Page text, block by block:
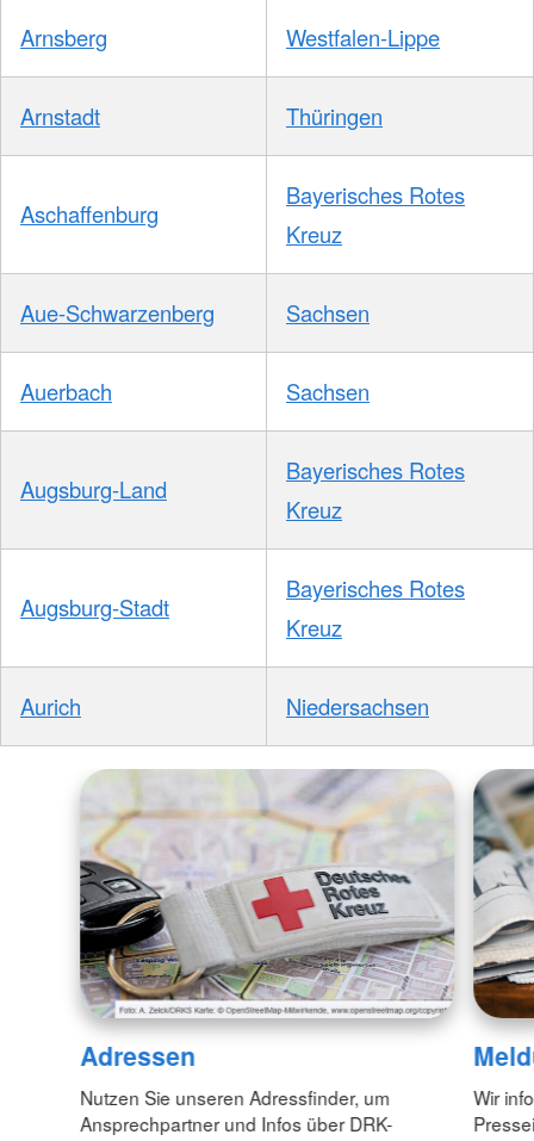
Arnsberg Westfalen-Lippe
Arnstadt Thüringen
Aschaffenburg
Bayerisches Rotes
Kreuz
Aue-Schwarzenberg Sachsen
Auerbach Sachsen
Augsburg-Land
Bayerisches Rotes
Kreuz
Augsburg-Stadt
Bayerisches Rotes
Kreuz
Aurich Niedersachsen
Adressen
Nutzen Sie unseren Adressfinder, um
Ansprechpartner und Infos über DRK-
Wir